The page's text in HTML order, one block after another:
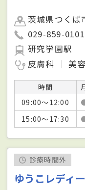
茨城県つくば
029-859-0101
研究学園駅
皮膚科
美
時間
09:00～12:00
15:00～17:30
診療時間外
ゆうこレディ